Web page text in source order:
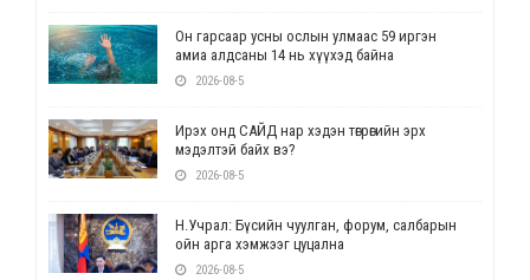
Он гарсаар усны ослын улмаас 59 иргэн
амиа алдсаны 14 нь хүүхэд байна
2026-08-5
Ирэх онд САЙД нар хэдэн төгрөгийн эрх
мэдэлтэй байх вэ?
2026-08-5
Н.Учрал: Бүсийн чуулган, форум, салбарын
ойн арга хэмжээг цуцална
2026-08-5